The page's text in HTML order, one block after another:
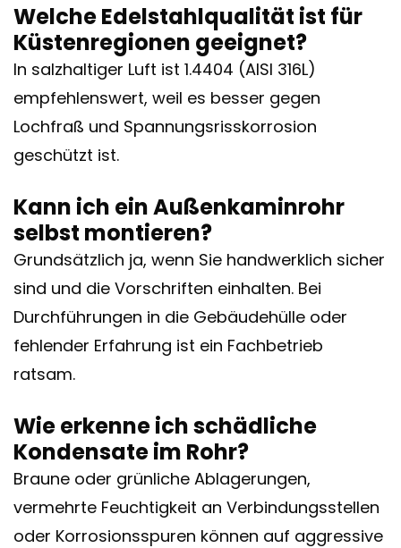
Welche Edelstahlqualität ist für
Küstenregionen geeignet?
In salzhaltiger Luft ist 1.4404 (AISI 316L)
empfehlenswert, weil es besser gegen
Lochfraß und Spannungsrisskorrosion
geschützt ist.
Kann ich ein Außenkaminrohr
selbst montieren?
Grundsätzlich ja, wenn Sie handwerklich sicher
sind und die Vorschriften einhalten. Bei
Durchführungen in die Gebäudehülle oder
fehlender Erfahrung ist ein Fachbetrieb
ratsam.
Wie erkenne ich schädliche
Kondensate im Rohr?
Braune oder grünliche Ablagerungen,
vermehrte Feuchtigkeit an Verbindungsstellen
oder Korrosionsspuren können auf aggressive